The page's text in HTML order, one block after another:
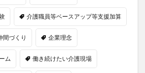
介護職員等ベースアップ等支援加算
間づくり 企業理念
ム 働き続けたい介護現場